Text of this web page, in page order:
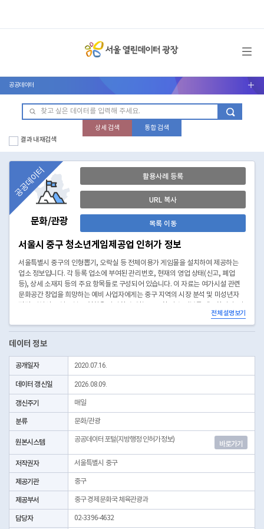
메뉴 열기
공공데이터 서브메뉴 열기
상세 검색
통합 검색
결과 내 재검색
문화/관광
공공데이터 활용사례 등록
URL 복사
목록 이동
서울시 중구 청소년게임제공업 인허가 정보
서울특별시 중구의 인형뽑기, 오락실 등 전체이용가 게임물을 설치하여 제공하는
업소 정보입니다. 각 등록 업소에 부여된 관리번호, 현재의 영업 상태(신고, 폐업
등), 상세 소재지 등의 주요 항목들로 구성되어 있습니다. 이 자료는 여가시설 관련
문화공간 창업을 희망하는 예비 사업자에게는 중구 지역의 시장 분석 및 미성년자
아가, 학부모 및 시민들에게는 연령제한 및 운영수칙을 준수하며 미성년자에게 건
전오락 여가시설을 제공하는 문화공간의 위치를 확인할 수 있도록 투명한 정보를 제
※ 제공되는 데이터는 연계시간 차이로 일부 차이가 날 수 있습니다.
전체 설명보기
데이터 정보
공개일자 2020.07.16.
데이터 갱신일 2026.08.09.
갱신주기 매일
분류 문화/관광
원본시스템 공공데이터포털(지방행정 인허가정보)
바로가기
저작권자 서울특별시 중구
제공기관 중구
제공부서 중구 경제문화국 체육관광과
담당자 02-3396-4632